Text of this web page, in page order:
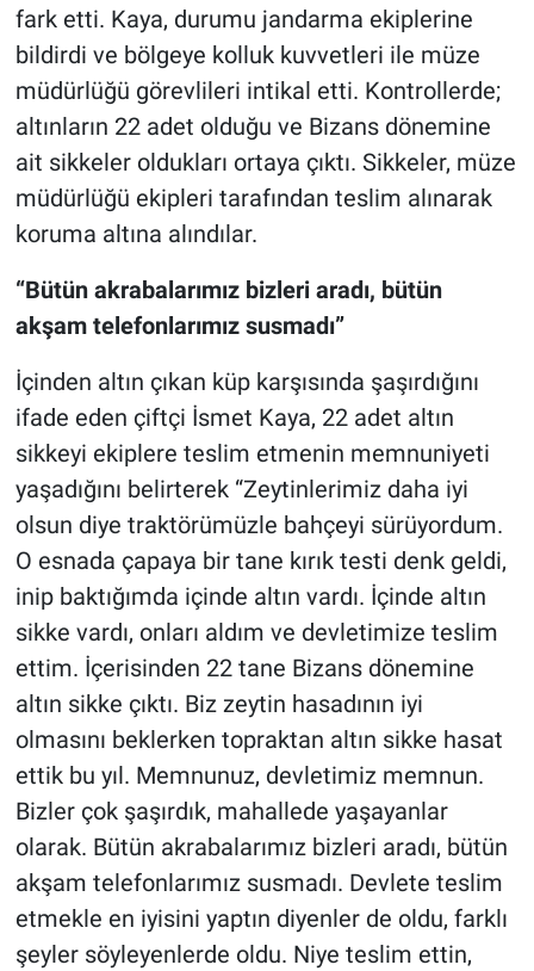
fark etti. Kaya, durumu jandarma ekiplerine
bildirdi ve bölgeye kolluk kuvvetleri ile müze
müdürlüğü görevlileri intikal etti. Kontrollerde;
altınların 22 adet olduğu ve Bizans dönemine
ait sikkeler oldukları ortaya çıktı. Sikkeler, müze
müdürlüğü ekipleri tarafından teslim alınarak
koruma altına alındılar.
“Bütün akrabalarımız bizleri aradı, bütün
akşam telefonlarımız susmadı”
İçinden altın çıkan küp karşısında şaşırdığını
ifade eden çiftçi İsmet Kaya, 22 adet altın
sikkeyi ekiplere teslim etmenin memnuniyeti
yaşadığını belirterek “Zeytinlerimiz daha iyi
olsun diye traktörümüzle bahçeyi sürüyordum.
O esnada çapaya bir tane kırık testi denk geldi,
inip baktığımda içinde altın vardı. İçinde altın
sikke vardı, onları aldım ve devletimize teslim
ettim. İçerisinden 22 tane Bizans dönemine
altın sikke çıktı. Biz zeytin hasadının iyi
olmasını beklerken topraktan altın sikke hasat
ettik bu yıl. Memnunuz, devletimiz memnun.
Bizler çok şaşırdık, mahallede yaşayanlar
olarak. Bütün akrabalarımız bizleri aradı, bütün
akşam telefonlarımız susmadı. Devlete teslim
etmekle en iyisini yaptın diyenler de oldu, farklı
şeyler söyleyenlerde oldu. Niye teslim ettin,